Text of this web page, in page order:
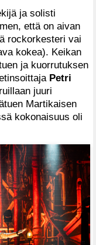
ja solisti
että on aivan
rockorkesteri vai
kokea). Keikan
ja kuorrutuksen
Petri
juuri
Martikaisen
kokonaisuus oli